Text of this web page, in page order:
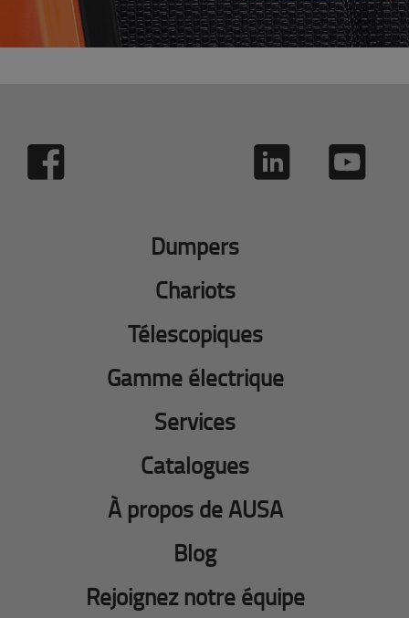
Dumpers
Chariots
Télescopiques
Gamme électrique
Services
Catalogues
À propos de AUSA
Blog
Rejoignez notre équipe